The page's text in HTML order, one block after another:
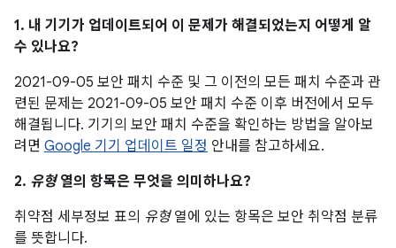
1. 내 기기가 업데이트되어 이 문제가 해결되었는지 어떻게 알
수 있나요?
2021-09-05 보안 패치 수준 및 그 이전의 모든 패치 수준과 관
련된 문제는 2021-09-05 보안 패치 수준 이후 버전에서 모두
해결됩니다. 기기의 보안 패치 수준을 확인하는 방법을 알아보
려면 Google 기기 업데이트 일정 안내를 참고하세요.
2. 유형열의 항목은 무엇을 의미하나요?
취약점 세부정보 표의 유형열에 있는 항목은 보안 취약점 분류
를 뜻합니다.